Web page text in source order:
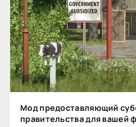
Мод предоставляющий
правительства для вашей